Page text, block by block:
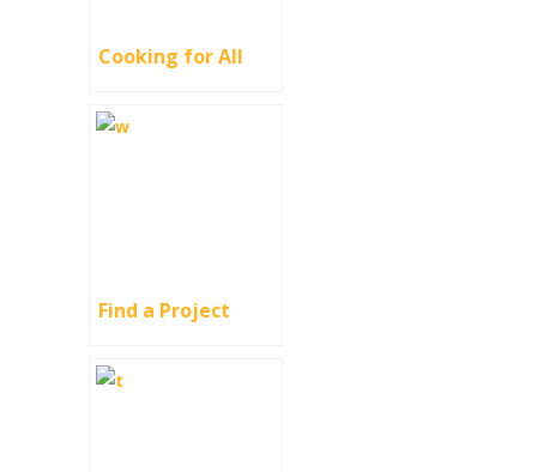
Cooking for All
Find a Project